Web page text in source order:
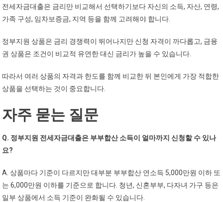
전세자금대출은 금리만 비교해서 선택하기보다 자신의 소득, 자산, 연령,
가족 구성, 임차보증금, 지역 등을 함께 고려해야 합니다.
정부지원 상품은 금리 경쟁력이 뛰어나지만 신청 자격이 까다롭고, 금융
권 상품은 조건이 비교적 유연한 대신 금리가 높을 수 있습니다.
따라서 여러 상품의 자격과 한도를 함께 비교한 뒤 본인에게 가장 적합한
상품을 선택하는 것이 중요합니다.
자주 묻는 질문
Q. 정부지원 전세자금대출은 부부합산 소득이 얼마까지 신청할 수 있나
요?
A. 상품마다 기준이 다르지만 대부분 부부합산 연소득 5,000만원 이하 또
는 6,000만원 이하를 기준으로 합니다. 청년, 신혼부부, 다자녀 가구 등은
일부 상품에서 소득 기준이 완화될 수 있습니다.